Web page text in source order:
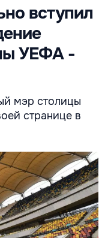
вступил
УЕФА -
мэр столицы
странице в